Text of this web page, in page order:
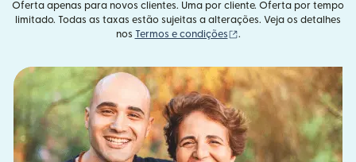
Oferta apenas para novos clientes. Uma por cliente. Oferta por tempo
limitado. Todas as taxas estão sujeitas a alterações. Veja os detalhes
nos Termos e condições (abre em uma nova
.